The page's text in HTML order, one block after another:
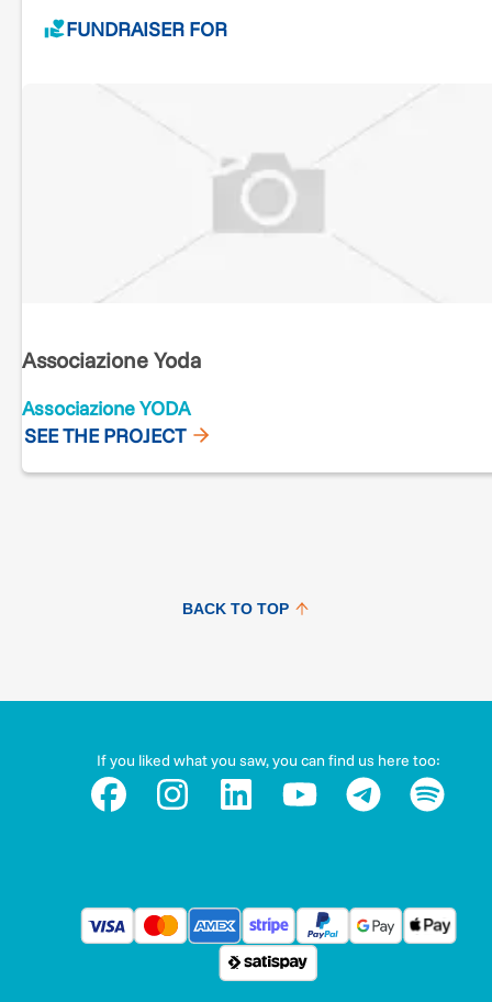
FUNDRAISER FOR
Associazione Yoda
Associazione YODA
SEE THE PROJECT
BACK TO TOP
If you liked what you saw, you can find us here too: